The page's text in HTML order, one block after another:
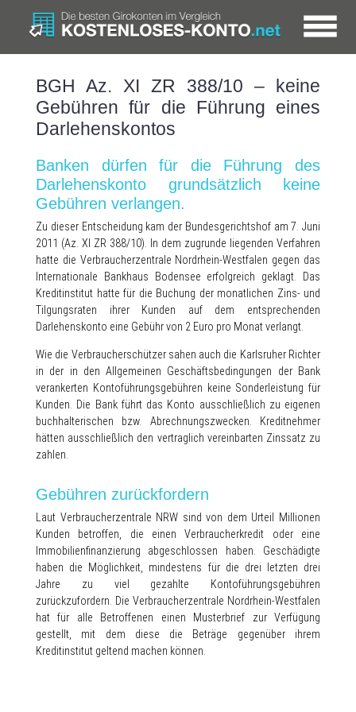
BGH Az. XI ZR 388/10 – keine
Gebühren für die Führung eines
Darlehenskontos
Banken dürfen für die Führung des
Darlehenskonto grundsätzlich keine
Gebühren verlangen.
Zu dieser Entscheidung kam der Bundesgerichtshof am 7. Juni
2011 (Az. XI ZR 388/10). In dem zugrunde liegenden Verfahren
hatte die Verbraucherzentrale Nordrhein-Westfalen gegen das
Internationale Bankhaus Bodensee erfolgreich geklagt. Das
Kreditinstitut hatte für die Buchung der monatlichen Zins- und
Tilgungsraten ihrer Kunden auf dem entsprechenden
Darlehenskonto eine Gebühr von 2 Euro pro Monat verlangt.
Wie die Verbraucherschützer sahen auch die Karlsruher Richter
in der in den Allgemeinen Geschäftsbedingungen der Bank
verankerten Kontoführungsgebühren keine Sonderleistung für
Kunden. Die Bank führt das Konto ausschließlich zu eigenen
buchhalterischen bzw. Abrechnungszwecken. Kreditnehmer
hätten ausschließlich den vertraglich vereinbarten Zinssatz zu
zahlen.
Gebühren zurückfordern
Laut Verbraucherzentrale NRW sind von dem Urteil Millionen
Kunden betroffen, die einen Verbraucherkredit oder eine
Immobilienfinanzierung abgeschlossen haben. Geschädigte
haben die Möglichkeit, mindestens für die drei letzten drei
Jahre zu viel gezahlte Kontoführungsgebühren
zurückzufordern. Die Verbraucherzentrale Nordrhein-Westfalen
hat für alle Betroffenen einen Musterbrief zur Verfügung
gestellt, mit dem diese die Beträge gegenüber ihrem
Kreditinstitut geltend machen können.